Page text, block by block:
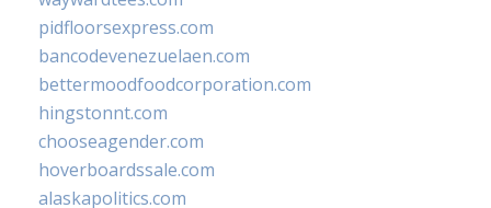
pidfloorsexpress.com
bancodevenezuelaen.com
bettermoodfoodcorporation.com
hingstonnt.com
chooseagender.com
hoverboardssale.com
alaskapolitics.com